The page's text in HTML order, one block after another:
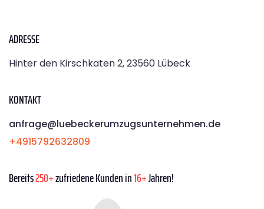
ADRESSE
Hinter den Kirschkaten 2, 23560 Lübeck
KONTAKT
anfrage@luebeckerumzugsunternehmen.de
+4915792632809
Bereits250+zufriedene Kunden in16+Jahren!